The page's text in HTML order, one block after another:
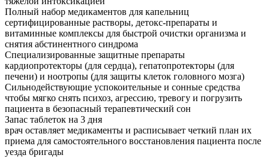
Полный набор медикаментов для капельниц
сертифицированные растворы, детокс-препараты и
витаминные комплексы для быстрой очистки организма и
снятия абстинентного синдрома
Специализированные защитные препараты
кардиопротекторы (для сердца), гепатопротекторы (для
печени) и ноотропы (для защиты клеток головного мозга)
Сильнодействующие успокоительные и сонные средства
чтобы мягко снять психоз, агрессию, тревогу и погрузить
пациента в безопасный терапевтический сон
Запас таблеток на 3 дня
врач оставляет медикаменты и расписывает четкий план их
приема для самостоятельного восстановления пациента после
уезда бригады